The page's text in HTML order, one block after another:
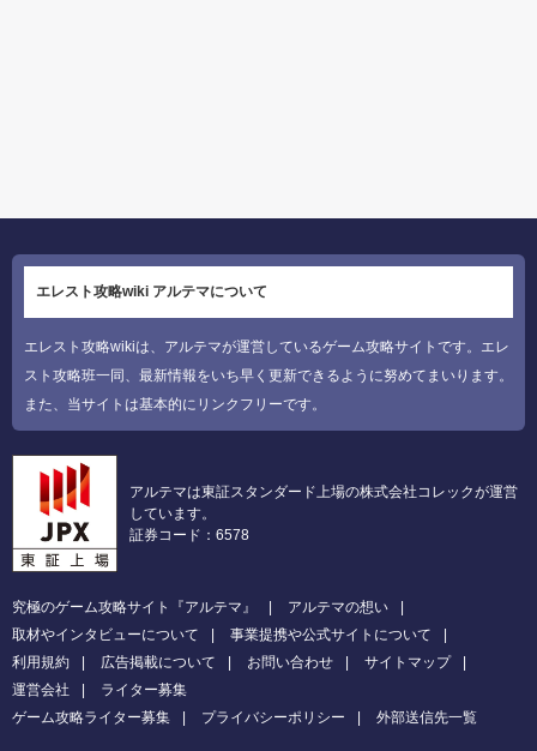
エレスト攻略wiki アルテマについて
エレスト攻略wikiは、アルテマが運営しているゲーム攻略サイトです。エレ
スト攻略班一同、最新情報をいち早く更新できるように努めてまいります。
また、当サイトは基本的にリンクフリーです。
アルテマは東証スタンダード上場の株式会社コレックが運営
しています。
証券コード：6578
究極のゲーム攻略サイト『アルテマ』
アルテマの想い
取材やインタビューについて
事業提携や公式サイトについて
利用規約
広告掲載について お問い合わせ
サイトマップ
運営会社
ライター募集
ゲーム攻略ライター募集
プライバシーポリシー 外部送信先一覧